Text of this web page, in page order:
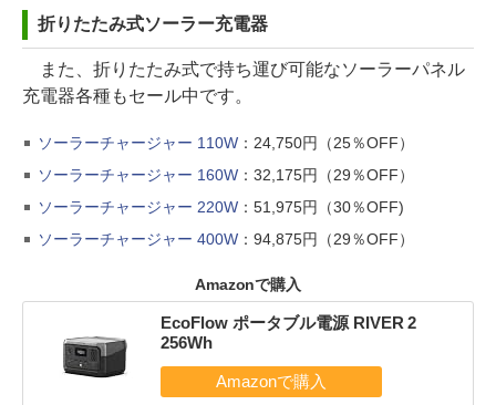
折りたたみ式ソーラー充電器
また、折りたたみ式で持ち運び可能なソーラーパネル
充電器各種もセール中です。
ソーラーチャージャー 110W：24,750円（25％OFF）
ソーラーチャージャー 160W：32,175円（29％OFF）
ソーラーチャージャー 220W：51,975円（30％OFF)
ソーラーチャージャー 400W：94,875円（29％OFF）
Amazonで購入
EcoFlow ポータブル電源 RIVER 2
256Wh